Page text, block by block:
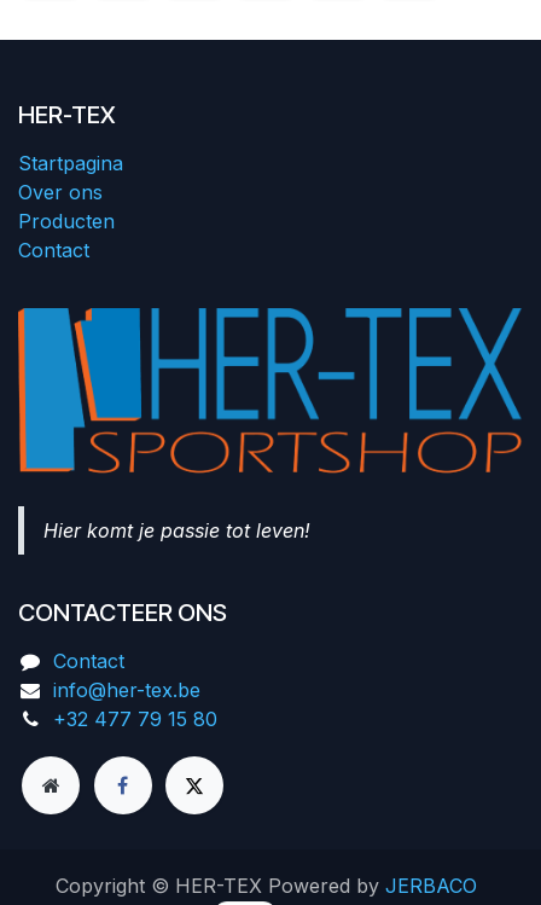
HER-TEX
Startpagina
Over ons
Producten
Contact
Hier komt je passie tot leven!
CONTACTEER ONS
Contact
info@her-tex.be
+32 477 79 15 80
Copyright © HER-TEX Powered by JERBACO